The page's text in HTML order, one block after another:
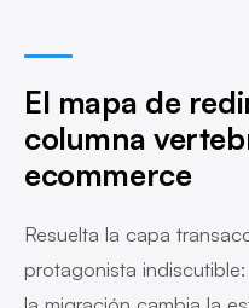
El mapa de
columna
ecommerce
Resuelta la capa
protagonista